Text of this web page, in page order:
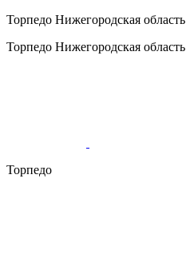
Торпедо Нижегородская область
Торпедо Нижегородская область
Торпедо